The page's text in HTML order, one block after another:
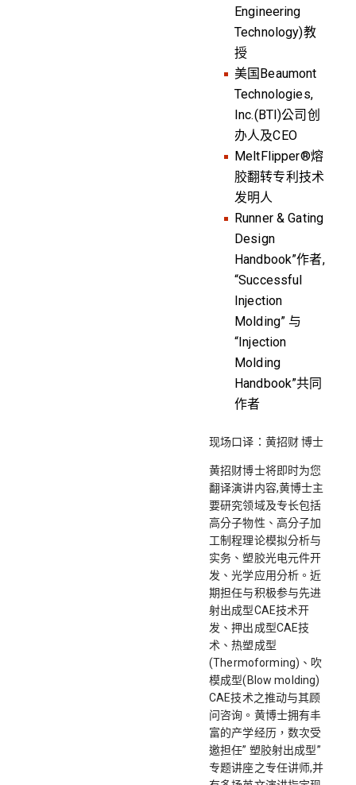
Engineering
Technology)教
授
美国Beaumont
Technologies,
Inc.(BTI)公司创
办人及CEO
MeltFlipper®熔
胶翻转专利技术
发明人
Runner & Gating
Design
Handbook”作者,
“Successful
Injection
Molding” 与
“Injection
Molding
Handbook”共同
作者
现场口译：黄招财 博士
黄招财博士将即时为您
翻译演讲内容,黄博士主
要研究领域及专长包括
高分子物性、高分子加
工制程理论模拟分析与
实务、塑胶光电元件开
发、光学应用分析。近
期担任与积极参与先进
射出成型CAE技术开
发、押出成型CAE技
术、热塑成型
(Thermoforming)、吹
模成型(Blow molding)
CAE技术之推动与其顾
问咨询。黄博士拥有丰
富的产学经历，数次受
邀担任” 塑胶射出成型”
专题讲座之专任讲师,并